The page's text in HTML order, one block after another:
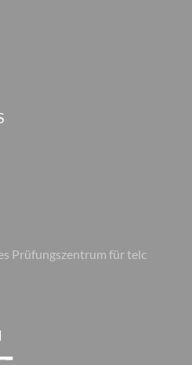
Prüfungszentrum für telc